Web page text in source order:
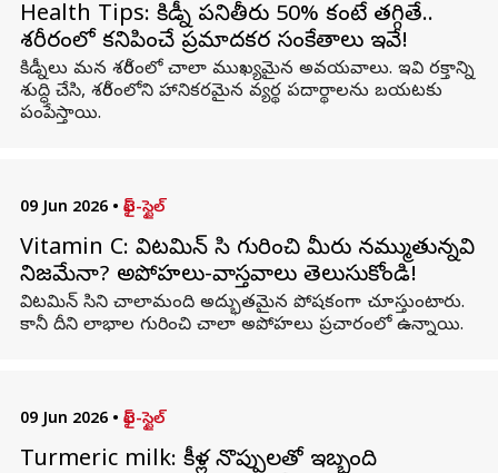
Health Tips: కిడ్నీ పనితీరు 50% కంటే తగ్గితే..
శరీరంలో కనిపించే ప్రమాదకర సంకేతాలు ఇవే!
కిడ్నీలు మన శరీరంలో చాలా ముఖ్యమైన అవయవాలు. ఇవి రక్తాన్ని
శుద్ధి చేసి, శరీరంలోని హానికరమైన వ్యర్థ పదార్థాలను బయటకు
పంపేస్తాయి.
09 Jun 2026 • లైఫ్-స్టైల్
Vitamin C: విటమిన్ సి గురించి మీరు నమ్ముతున్నవి
నిజమేనా? అపోహలు-వాస్తవాలు తెలుసుకోండి!
విటమిన్ సిని చాలామంది అద్భుతమైన పోషకంగా చూస్తుంటారు.
కానీ దీని లాభాల గురించి చాలా అపోహలు ప్రచారంలో ఉన్నాయి.
09 Jun 2026 • లైఫ్-స్టైల్
Turmeric milk: కీళ్ల నొప్పులతో ఇబ్బంది